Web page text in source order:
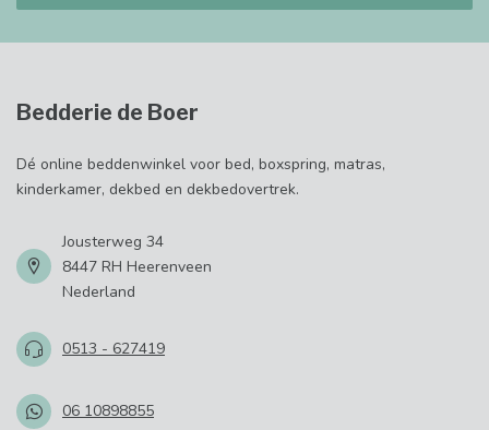
Bedderie de Boer
Dé online beddenwinkel voor bed, boxspring, matras,
kinderkamer, dekbed en dekbedovertrek.
Jousterweg 34
8447 RH Heerenveen
Nederland
0513 - 627419
06 10898855